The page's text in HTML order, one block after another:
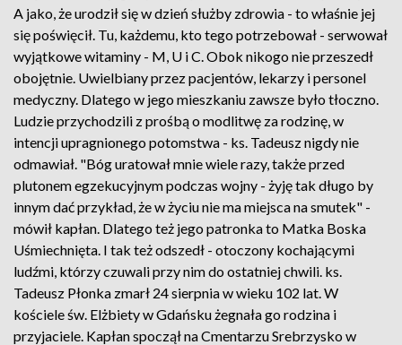
A jako, że urodził się w dzień służby zdrowia - to właśnie jej
się poświęcił. Tu, każdemu, kto tego potrzebował - serwował
wyjątkowe witaminy - M, U i C. Obok nikogo nie przeszedł
obojętnie. Uwielbiany przez pacjentów, lekarzy i personel
medyczny. Dlatego w jego mieszkaniu zawsze było tłoczno.
Ludzie przychodzili z prośbą o modlitwę za rodzinę, w
intencji upragnionego potomstwa - ks. Tadeusz nigdy nie
odmawiał. "Bóg uratował mnie wiele razy, także przed
plutonem egzekucyjnym podczas wojny - żyję tak długo by
innym dać przykład, że w życiu nie ma miejsca na smutek" -
mówił kapłan. Dlatego też jego patronka to Matka Boska
Uśmiechnięta. I tak też odszedł - otoczony kochającymi
ludźmi, którzy czuwali przy nim do ostatniej chwili. ks.
Tadeusz Płonka zmarł 24 sierpnia w wieku 102 lat. W
kościele św. Elżbiety w Gdańsku żegnała go rodzina i
przyjaciele. Kapłan spoczął na Cmentarzu Srebrzysko w